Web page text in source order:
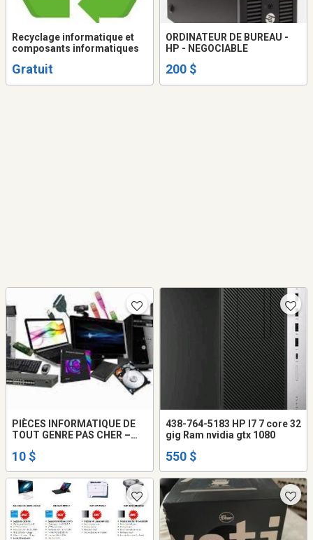
Recyclage informatique et
composants informatiques
Gratuit
ORDINATEUR DE BUREAU -
HP - NEGOCIABLE
200 $
PIÈCES INFORMATIQUE DE
TOUT GENRE PAS CHER –
10 $
438-764-5183 HP I7 7 core 32
gig Ram nvidia gtx 1080
550 $